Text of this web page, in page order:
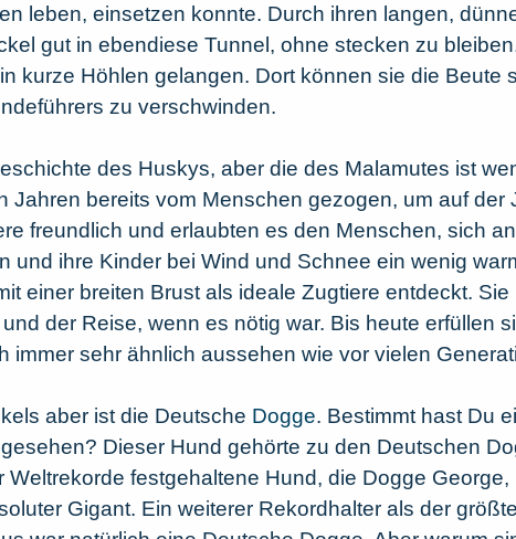
leben, einsetzen konnte. Durch ihren langen,
gut in ebendiese Tunnel, ohne stecken zu
kurze Höhlen gelangen. Dort können sie die Beute
zu verschwinden.
des Huskys, aber die des Malamutes ist
Jahren bereits vom Menschen gezogen, um auf der
freundlich und erlaubten es den Menschen, sich
und ihre Kinder bei Wind und Schnee ein wenig
einer breiten Brust als ideale Zugtiere entdeckt.
der Reise, wenn es nötig war. Bis heute erfüllen
immer sehr ähnlich aussehen wie vor vielen
aber ist die Deutsche Dogge. Bestimmt hast Du
Dieser Hund gehörte zu den Deutschen
Weltrekorde festgehaltene Hund, die Dogge
Gigant. Ein weiterer Rekordhalter als der